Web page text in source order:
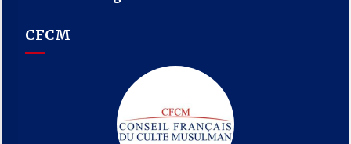
France
CFCM